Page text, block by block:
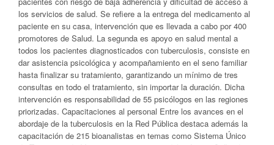
los servicios de salud. Se refiere a la entrega del medicamento al
paciente en su casa, intervención que es llevada a cabo por 400
promotores de Salud. La segunda es apoyo en salud mental a
todos los pacientes diagnosticados con tuberculosis, consiste en
dar asistencia psicológica y acompañamiento en el seno familiar
hasta finalizar su tratamiento, garantizando un mínimo de tres
consultas en todo el tratamiento, sin importar la duración. Dicha
intervención es responsabilidad de 55 psicólogos en las regiones
priorizadas. Capacitaciones al personal Entre los avances en el
abordaje de la tuberculosis en la Red Pública destaca además la
capacitación de 215 bioanalistas en temas como Sistema Único